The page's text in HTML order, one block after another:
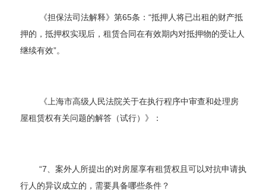
《担保法司法解释》第65条：“抵押人将已出租的财产抵
押的，抵押权实现后，租赁合同在有效期内对抵押物的受让人
继续有效”。
《上海市高级人民法院关于在执行程序中审查和处理房
屋租赁权有关问题的解答（试行）》：
“7、案外人所提出的对房屋享有租赁权且可以对抗申请执
行人的异议成立的，需要具备哪些条件？